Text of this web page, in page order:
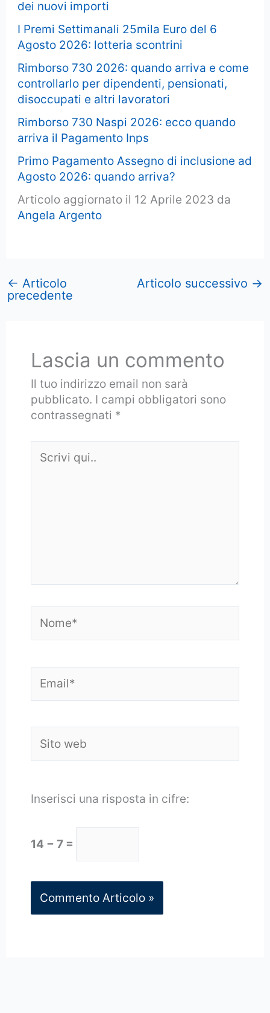
dei nuovi importi
I Premi Settimanali 25mila Euro del 6
Agosto 2026: lotteria scontrini
Rimborso 730 2026: quando arriva e come
controllarlo per dipendenti, pensionati,
disoccupati e altri lavoratori
Rimborso 730 Naspi 2026: ecco quando
arriva il Pagamento Inps
Primo Pagamento Assegno di inclusione ad
Agosto 2026: quando arriva?
Articolo aggiornato il 12 Aprile 2023 da
Angela Argento
← Articolo
precedente
Articolo successivo →
Lascia un commento
Il tuo indirizzo email non sarà
pubblicato. I campi obbligatori sono
contrassegnati *
qui..
web
Inserisci una risposta in cifre:
14 − 7 =